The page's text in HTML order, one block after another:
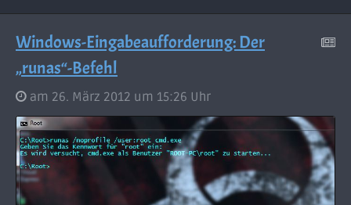
Windows-Eingabeaufforderung: Der
„runas“-Befehl
am 26. März 2012 um 15:26 Uhr